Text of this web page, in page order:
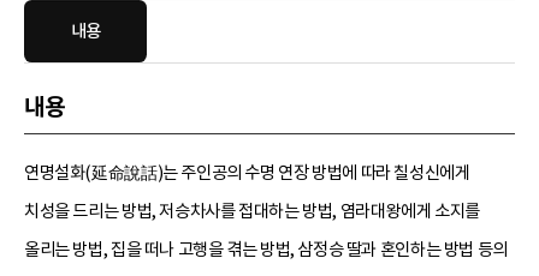
내용
내용
연명설화(延命說話)는 주인공의 수명 연장 방법에 따라 칠성신에게
치성을 드리는 방법, 저승차사를 접대하는 방법, 염라대왕에게 소지를
올리는 방법, 집을 떠나 고행을 겪는 방법, 삼정승 딸과 혼인하는 방법 등의